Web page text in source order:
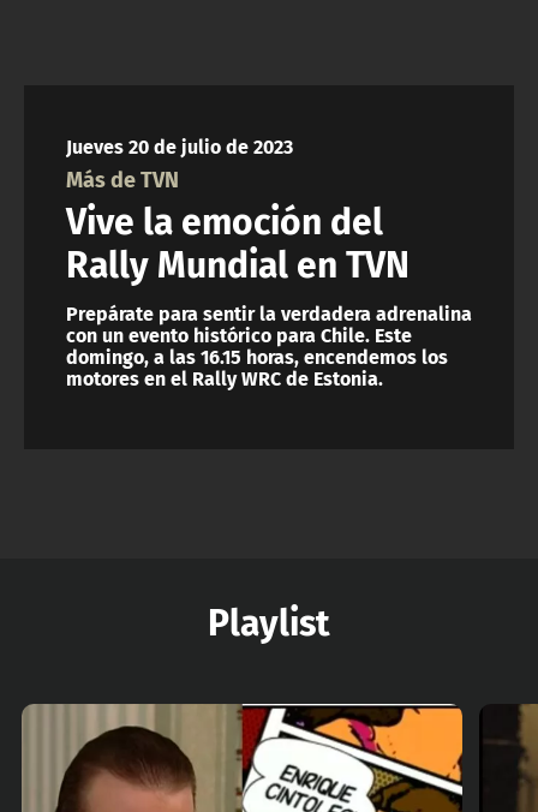
ACTUALIDAD Y TENDENCIAS
CORPORATIVO Y TRANSPARENCIA
CANAL DE DENUNCIAS
ÁREA DE PROYECTOS
Jueves 20 de julio de 2023
Más de TVN
Vive la emoción del
Rally Mundial en TVN
Prepárate para sentir la verdadera adrenalina
con un evento histórico para Chile. Este
domingo, a las 16.15 horas, encendemos los
motores en el Rally WRC de Estonia.
Playlist